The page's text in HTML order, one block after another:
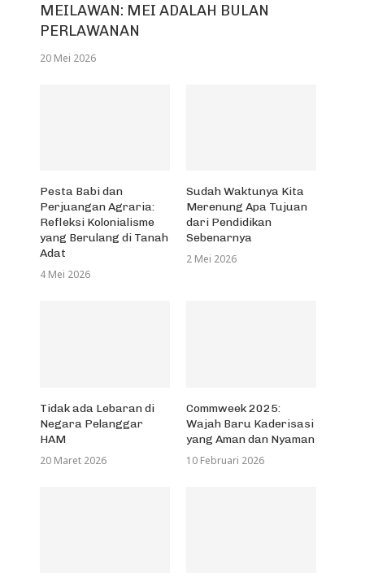
MEILAWAN: MEI ADALAH BULAN
PERLAWANAN
20 Mei 2026
Pesta Babi dan
Perjuangan Agraria:
Refleksi Kolonialisme
yang Berulang di Tanah
Adat
4 Mei 2026
Sudah Waktunya Kita
Merenung Apa Tujuan
dari Pendidikan
Sebenarnya
2 Mei 2026
Tidak ada Lebaran di
Negara Pelanggar
HAM
20 Maret 2026
Commweek 2025:
Wajah Baru Kaderisasi
yang Aman dan Nyaman
10 Februari 2026